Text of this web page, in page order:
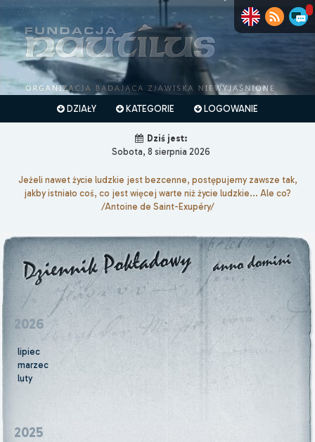
DZIAŁY KATEGORIE LOGOWANIE
Dziś jest:
Sobota, 8 sierpnia 2026
Jeżeli nawet życie ludzkie jest bezcenne, postępujemy zawsze tak,
jakby istniało coś, co jest więcej warte niż życie ludzkie... Ale co?
/Antoine de Saint-Exupéry/
2026
lipiec
marzec
luty
2025